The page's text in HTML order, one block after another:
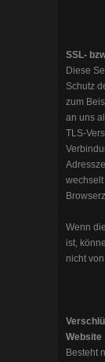
SSL-
Diese
Schutz
zum
an uns
TLS-
Wenn
ist,
nicht
Website
Besteht